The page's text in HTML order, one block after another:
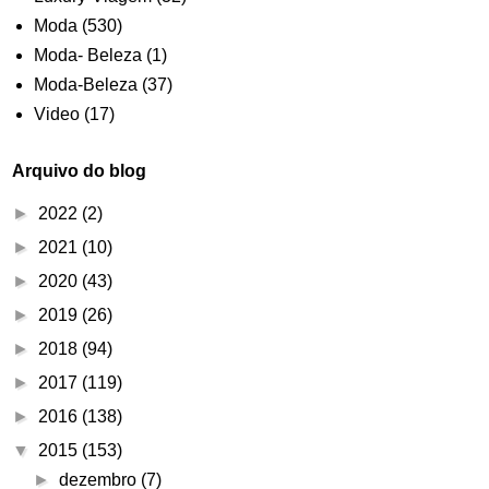
Moda (530)
Moda- Beleza (1)
Moda-Beleza (37)
Video (17)
Arquivo do blog
► 2022 (2)
► 2021 (10)
► 2020 (43)
► 2019 (26)
► 2018 (94)
► 2017 (119)
► 2016 (138)
▼ 2015 (153)
►dezembro (7)